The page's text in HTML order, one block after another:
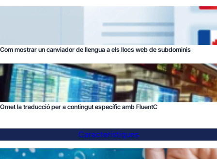
Com mostrar un canviador de llengua a els llocs web de subdominis
Omet la traducció per a contingut específic amb FluentC
Característiques